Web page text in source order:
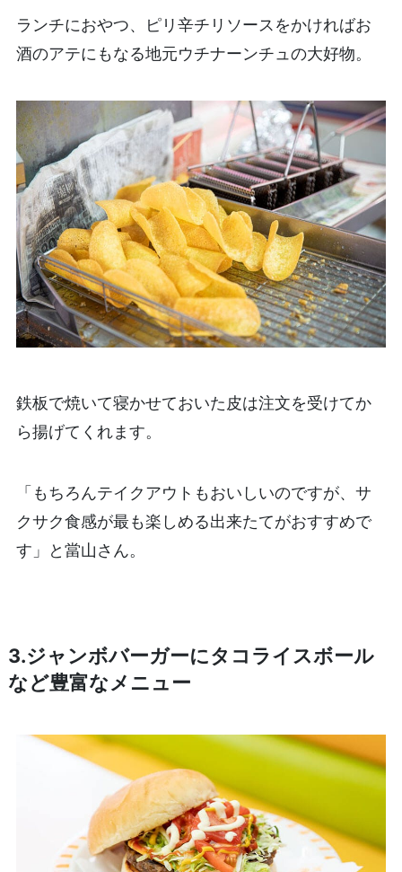
ランチにおやつ、ピリ辛チリソースをかければお
酒のアテにもなる地元ウチナーンチュの大好物。
鉄板で焼いて寝かせておいた皮は注文を受けてか
ら揚げてくれます。
「もちろんテイクアウトもおいしいのですが、サ
クサク食感が最も楽しめる出来たてがおすすめで
す」と當山さん。
3.ジャンボバーガーにタコライスボール
など豊富なメニュー